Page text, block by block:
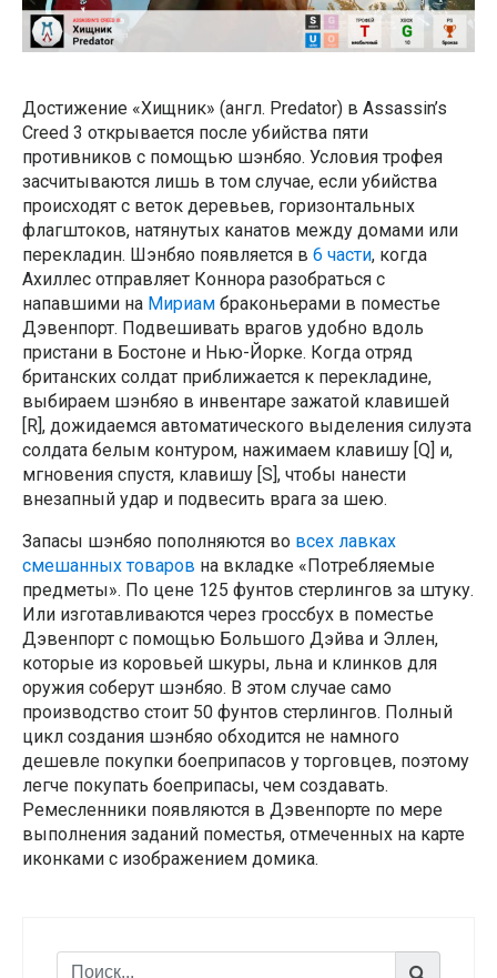
Достижение «Хищник» (англ. Predator) в Assassin’s
Creed 3 открывается после убийства пяти
противников с помощью шэнбяо. Условия трофея
засчитываются лишь в том случае, если убийства
происходят с веток деревьев, горизонтальных
флагштоков, натянутых канатов между домами или
перекладин. Шэнбяо появляется в 6 части, когда
Ахиллес отправляет Коннора разобраться с
напавшими на Мириам браконьерами в поместье
Дэвенпорт. Подвешивать врагов удобно вдоль
пристани в Бостоне и Нью-Йорке. Когда отряд
британских солдат приближается к перекладине,
выбираем шэнбяо в инвентаре зажатой клавишей
[R], дожидаемся автоматического выделения силуэта
солдата белым контуром, нажимаем клавишу [Q] и,
мгновения спустя, клавишу [S], чтобы нанести
внезапный удар и подвесить врага за шею.
Запасы шэнбяо пополняются во всех лавках
смешанных товаров на вкладке «Потребляемые
предметы». По цене 125 фунтов стерлингов за штуку.
Или изготавливаются через гроссбух в поместье
Дэвенпорт с помощью Большого Дэйва и Эллен,
которые из коровьей шкуры, льна и клинков для
оружия соберут шэнбяо. В этом случае само
производство стоит 50 фунтов стерлингов. Полный
цикл создания шэнбяо обходится не намного
дешевле покупки боеприпасов у торговцев, поэтому
легче покупать боеприпасы, чем создавать.
Ремесленники появляются в Дэвенпорте по мере
выполнения заданий поместья, отмеченных на карте
иконками с изображением домика.